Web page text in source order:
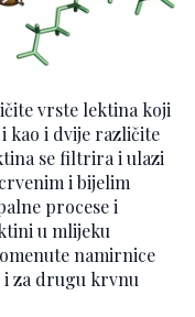
vrste lektina koji
kao i dvije različite
se filtrira i ulazi
i bijelim
procese i
u mlijeku
namirnice
i za drugu krvnu